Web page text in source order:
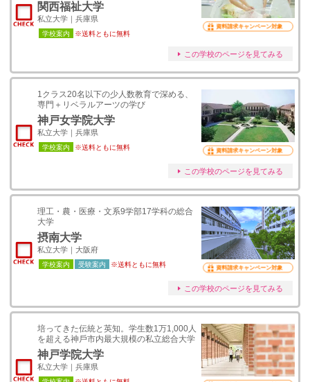
関西福祉大学
私立大学｜兵庫県
学校案内 ※送料ともに無料
資料請求キャンペーン対象
この学校のページを見てみる
1クラス20名以下の少人数教育で深める、
専門＋リベラルアーツの学び
神戸女学院大学
私立大学｜兵庫県
学校案内 ※送料ともに無料 資料請求キャンペーン対象
この学校のページを見てみる
理工・農・医療・文系9学部17学科の総合
大学
摂南大学
私立大学｜大阪府
学校案内 受験案内 ※送料ともに無料 資料請求キャンペーン対象
この学校のページを見てみる
培ってきた伝統と英知。学⽣数1万1,000⼈
を超える神⼾市内最⼤規模の私立総合⼤学
神戸学院大学
私立大学｜兵庫県